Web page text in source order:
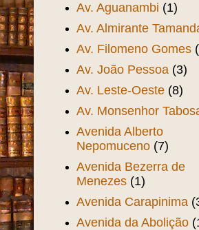
Av. Aguanambi (1)
Av. Almirante
Av. Filomeno Gomes
Av. João Pessoa (3)
Av. Leste-Oeste (8)
Av. Monsenhor
Avenida Alberto
Nepomuceno (7)
Avenida Bezerra de
Menezes (1)
Avenida Carapinima
Avenida da Abolição